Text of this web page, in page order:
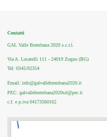
Contatti
GAL Valle Brembana 2020 s.c.r.l.
Via A. Locatelli 111 - 24019 Zogno (BG)
Tel: 0345/92354
Email: info@galvallebrembana2020.it
PEC: galvallebrembana2020srl@pec.it
c.f. e p.iva 04173560162